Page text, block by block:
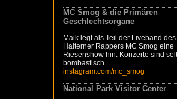
MC Smog & die Primären
Geschlechtsorgane
Maik legt als Teil der Liveband des
Halterner Rappers MC Smog eine
Riesenshow hin. Konzerte sind
bombastisch.
instagram.com/mc_smog
National Park Visitor Center